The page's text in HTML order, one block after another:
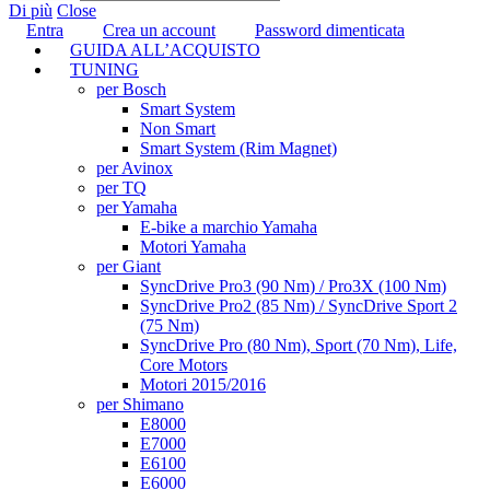
Di più Close
Entra
Crea un account
Password dimenticata
GUIDA ALL’ACQUISTO
TUNING
per Bosch
Smart System
Non Smart
Smart System (Rim Magnet)
per Avinox
per TQ
per Yamaha
E-bike a marchio Yamaha
Motori Yamaha
per Giant
SyncDrive Pro3 (90 Nm) / Pro3X (100 Nm)
SyncDrive Pro2 (85 Nm) / SyncDrive Sport 2
(75 Nm)
SyncDrive Pro (80 Nm), Sport (70 Nm), Life,
Core Motors
Motori 2015/2016
per Shimano
E8000
E7000
E6100
E6000